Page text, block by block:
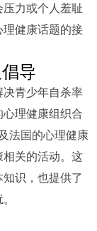
力或个人羞耻
理健康话题的接
导
青少年自杀率
理健康组织合
法国的心理健康
关的活动。这
识，也提供了